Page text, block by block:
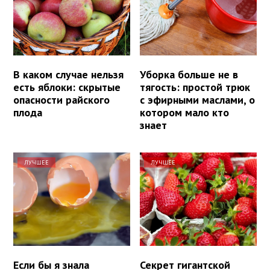
В каком случае нельзя
есть яблоки: скрытые
опасности райского
плода
Уборка больше не в
тягость: простой трюк
с эфирными маслами, о
котором мало кто
знает
ЛУЧШЕЕ
Если бы я знала
ЛУЧШЕЕ
Секрет гигантской